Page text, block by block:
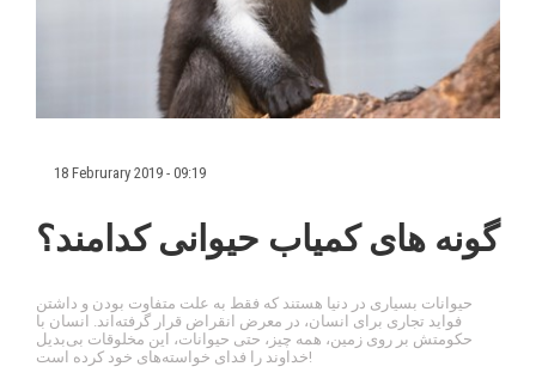
18 Februrary 2019 - 09:19
گونه های کمیاب حیوانی کدامند؟
حیوانات بسیاری در دنیا هستند که فقط به علت متفاوت بودن و داشتن
فواید تجاری برای انسان، در معرض انقراض قرار گرفته‌اند. انسان با
حکومتش بر روی زمین، همه چیز، حتی حیوانات، این مخلوقات بی‌بدیل
خداوند را فدای خواسته‌های خود کرده است!